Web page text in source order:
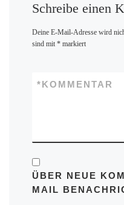
Schreibe einen
Deine E-Mail-Adresse wird
sind mit *markiert
KOMMENTAR
*
ÜBER NEUE
MAIL